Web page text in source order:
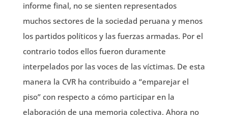
informe final, no se sienten representados
muchos sectores de la sociedad peruana y menos
los partidos políticos y las fuerzas armadas. Por el
contrario todos ellos fueron duramente
interpelados por las voces de las víctimas. De esta
manera la CVR ha contribuido a “emparejar el
piso” con respecto a cómo participar en la
elaboración de una memoria colectiva. Ahora no